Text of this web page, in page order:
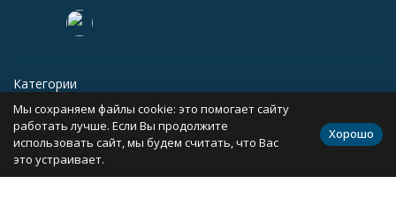
Категории
Информация
Политика персональных данных Карта сайта
Мы сохраняем файлы cookie: это помогает сайту
работать лучше. Если Вы продолжите
использовать сайт, мы будем считать, что Вас
это устраивает.
Хорошо